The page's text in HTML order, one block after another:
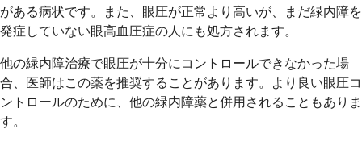
がある病状です。また、眼圧が正常より高いが、まだ緑内障を
発症していない眼高血圧症の人にも処方されます。
他の緑内障治療で眼圧が十分にコントロールできなかった場
合、医師はこの薬を推奨することがあります。より良い眼圧コ
ントロールのために、他の緑内障薬と併用されることもありま
す。